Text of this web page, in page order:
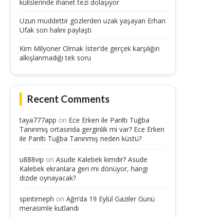
kulislerinde ihanet tezi dolaşıyor
Uzun müddettir gözlerden uzak yaşayan Erhan
Ufak son halini paylaştı
Kim Milyoner Olmak İster’de gerçek karşılığın
alkışlanmadığı tek soru
Recent Comments
taya777app on Ece Erken ile Parıltı Tuğba
Tanınmış ortasında gerginlik mi var? Ece Erken
ile Parıltı Tuğba Tanınmış neden küstü?
u888vip on Asude Kalebek kimdir? Asude
Kalebek ekranlara geri mi dönüyor, hangi
dizide oynayacak?
spintimeph on Ağrı’da 19 Eylül Gaziler Günü
merasimle kutlandı